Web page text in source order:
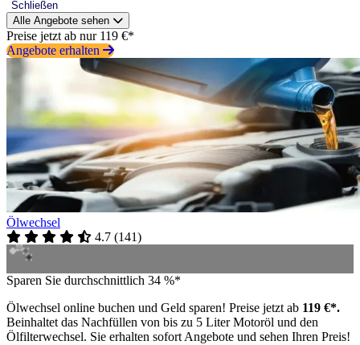
Schließen
Alle Angebote sehen
Preise jetzt ab nur 119 €*
Angebote erhalten
Ölwechsel
4.7 (141)
Sparen Sie durchschnittlich 34 %*
Ölwechsel online buchen und Geld sparen! Preise jetzt ab 119 €*.
Beinhaltet das Nachfüllen von bis zu 5 Liter Motoröl und den
Ölfilterwechsel. Sie erhalten sofort Angebote und sehen Ihren Preis!